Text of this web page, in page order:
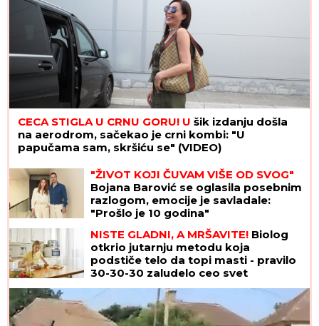
CECA STIGLA U CRNU GORU! U šik izdanju došla
na aerodrom, sačekao je crni kombi: "U
papučama sam, skršiću se" (VIDEO)
"ŽIVOT KOJI ČUVAM VIŠE OD SVOG"
Bojana Barović se oglasila posebnim
razlogom, emocije je savladale:
"Prošlo je 10 godina"
NISTE GLADNI, A MRŠAVITE! Biolog
otkrio jutarnju metodu koja
podstiče telo da topi masti - pravilo
30-30-30 zaludelo ceo svet